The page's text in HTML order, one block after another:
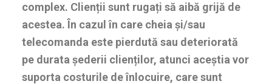
complex. Clienții sunt rugați să aibă grijă de
acestea. În cazul în care cheia și/sau
telecomanda este pierdută sau deteriorată
pe durata șederii clienților, atunci aceștia vor
suporta costurile de înlocuire, care sunt